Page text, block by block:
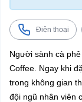
Điện thoại
Người sành cà
Coffee. Ngay khi
trong không gian
đội ngũ nhân viên